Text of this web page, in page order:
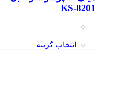
KS-8201
انتخاب گزینه